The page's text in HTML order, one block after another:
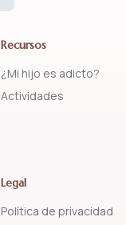
Recursos
¿Mi hijo es adicto?
Actividades
Legal
Política de privacidad